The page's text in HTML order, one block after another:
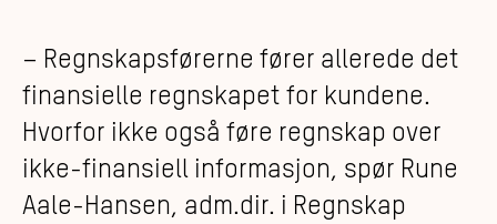
– Regnskapsførerne fører allerede det
finansielle regnskapet for kundene.
Hvorfor ikke også føre regnskap over
ikke-finansiell informasjon, spør Rune
Aale-Hansen, adm.dir. i Regnskap